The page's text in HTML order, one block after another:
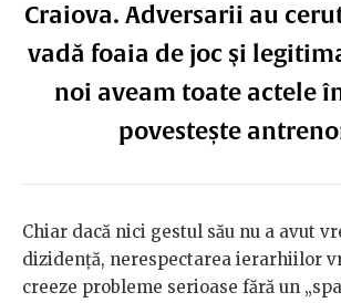
Craiova. Adversarii au
vadă foaia de joc şi
noi aveam toate actele
povestește
Chiar dacă nici gestul său nu a avut
dizidență, nerespectarea ierarhiilor
creeze probleme serioase fără un